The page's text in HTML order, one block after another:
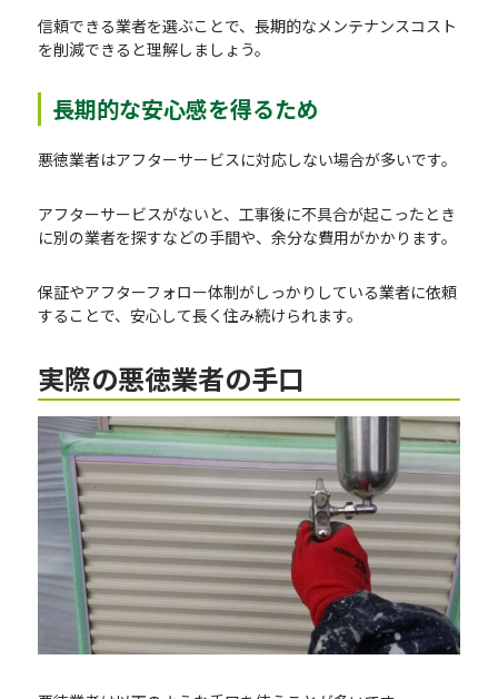
信頼できる業者を選ぶことで、長期的なメンテナンスコスト
を削減できると理解しましょう。
長期的な安心感を得るため
悪徳業者はアフターサービスに対応しない場合が多いです。
アフターサービスがないと、工事後に不具合が起こったとき
に別の業者を探すなどの手間や、余分な費用がかかります。
保証やアフターフォロー体制がしっかりしている業者に依頼
することで、安心して長く住み続けられます。
実際の悪徳業者の手口